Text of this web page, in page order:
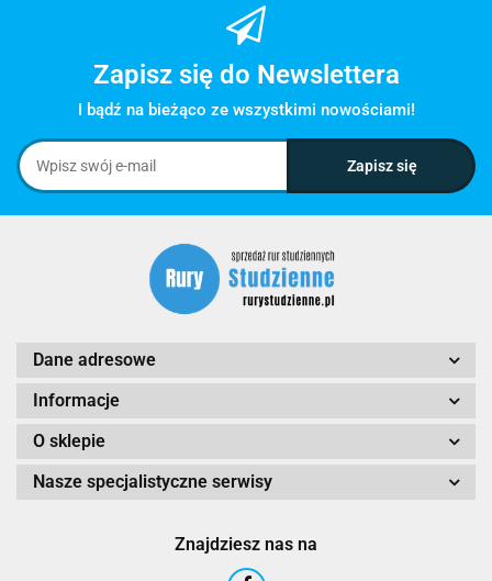
Zapisz się do Newslettera
I bądź na bieżąco ze wszystkimi nowościami!
Dane adresowe
Informacje
O sklepie
Nasze specjalistyczne serwisy
Znajdziesz nas na